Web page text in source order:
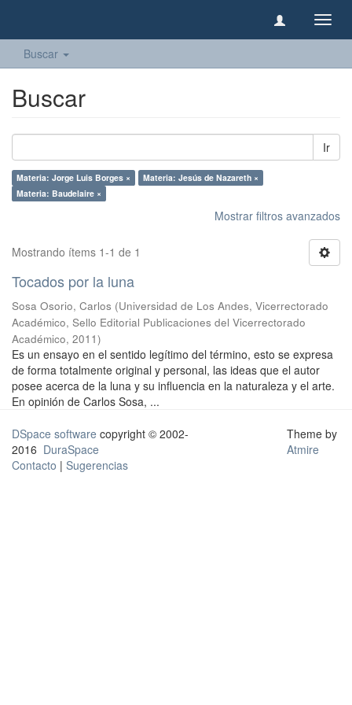
Buscar
Buscar
Ir
Materia: Jorge Luis Borges ×
Materia: Jesús de Nazareth ×
Materia: Baudelaire ×
Mostrar filtros avanzados
Mostrando ítems 1-1 de 1
Tocados por la luna
Sosa Osorio, Carlos (Universidad de Los Andes, Vicerrectorado
Académico, Sello Editorial Publicaciones del Vicerrectorado
Académico, 2011)
Es un ensayo en el sentido legítimo del término, esto se expresa
de forma totalmente original y personal, las ideas que el autor
posee acerca de la luna y su influencia en la naturaleza y el arte.
En opinión de Carlos Sosa, ...
DSpace software copyright © 2002-
2016 DuraSpace
Contacto | Sugerencias
Theme by
Atmire